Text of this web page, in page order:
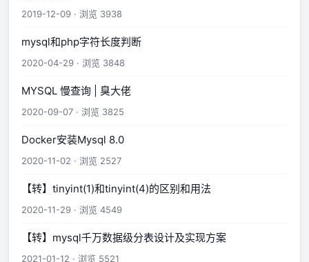
2019-12-09 · 浏览 3938
mysql和php字符长度判断
2020-04-29 · 浏览 3848
MYSQL 慢查询 | 臭大佬
2020-09-07 · 浏览 3825
Docker安装Mysql 8.0
2020-11-02 · 浏览 2527
【转】tinyint(1)和tinyint(4)的区别和用法
2020-11-29 · 浏览 4549
【转】mysql千万数据级分表设计及实现方案
2021-01-12 · 浏览 5521